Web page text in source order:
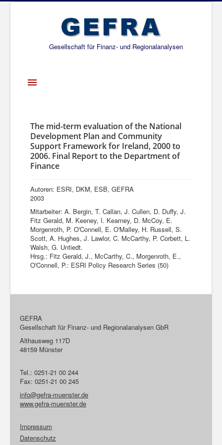
Gesellschaft für Finanz- und Regionalanalysen
Toggle
Über uns
Projekte
Publikationen
Netzwerk
The mid-term evaluation of the National
Development Plan and Community
Support Framework for Ireland, 2000 to
2006. Final Report to the Department of
Finance
Autoren: ESRI, DKM, ESB, GEFRA
2003
Mitarbeiter: A. Bergin, T. Callan, J. Cullen, D. Duffy, J.
Fitz Gerald, M. Keeney, I. Kearney, D. McCoy, E.
Morgenroth, P. O'Connell, E. O'Malley, H. Russell, S.
Scott, A. Hughes, J. Lawlor, C. McCarthy, P. Corbett, L.
Walsh, G. Untiedt.
Hrsg.: Fitz Gerald, J., McCarthy, C., Morgenroth, E.,
O'Connell, P.: ESRI Policy Research Series (50)
GEFRA
Gesellschaft für Finanz- und Regionalanalysen GbR
Althausweg 117D
48159 Münster
Tel.: 0251-21 00 244
Fax: 0251-21 00 245
info@gefra-muenster.de
www.gefra-muenster.de
Impressum
Datenschutz